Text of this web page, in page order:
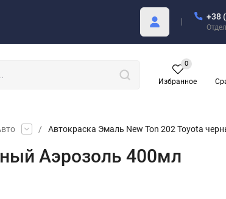
+38
Избранное
0
/ Автокраска Эмаль New Ton 202 Toyota
Аэрозоль 400мл